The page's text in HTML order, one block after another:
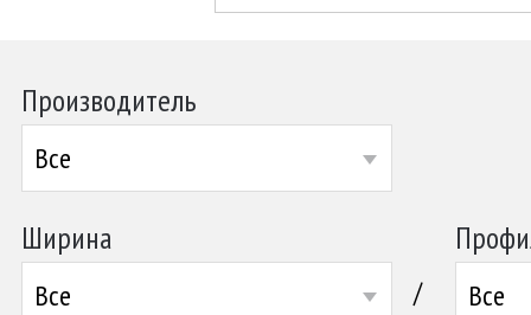
Производитель
Все
Ширина
Все / Все